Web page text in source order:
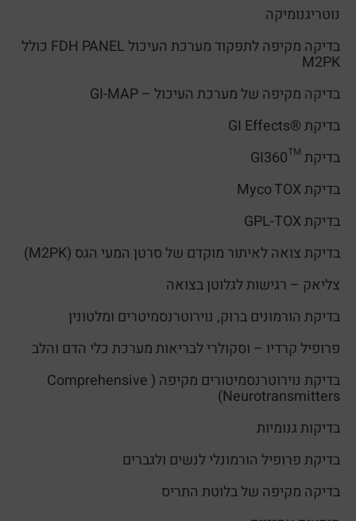
נוטריגנומיקה
בדיקה מקיפה לתפקוד מערכת העיכול FDH PANEL כולל
M2PK
בדיקה מקיפה של מערכת העיכול – GI-MAP
בדיקת ®GI Effects
בדיקת ™GI360
בדיקת Myco TOX
בדיקת GPL-TOX
בדיקת צואה לאיתור מוקדם של סרטן המעי הגס (M2PK)
צליאק – רגישות לגלוטן בצואה
בדיקת הורמונים ברוק, נוירוטרנסמיטרים ומלטונין
פרופיל קרדיו – וסקולרי לבריאות מערכת כלי הדם והלב
בדיקת נוירוטרנסמיטורים מקיפה ( Comprehensive
Neurotransmitters)
בדיקות גנומיות
בדיקת פרופיל הורמונלי לנשים ולגברים
בדיקה מקיפה של בלוטת התריס